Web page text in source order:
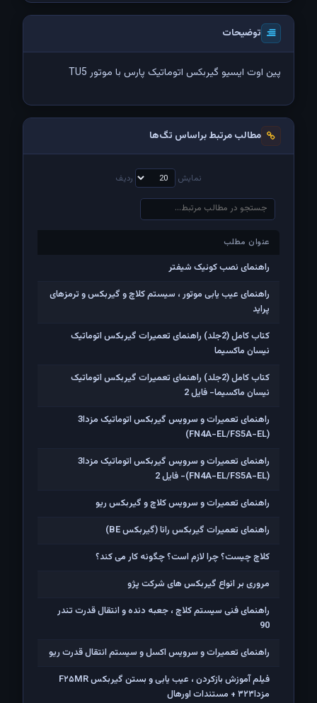
توضیحات
پين اوت ايسيو گيربکس اتوماتيک پارس با موتور TU5
مطالب مرتبط براساس تگ‌ها
نمایش ردیف
عنوان مطلب
عنوان مطلب
راهنمای نصب کوئیک شیفتر
راهنمای عیب یابی موتور ، سیستم کلاچ و گیربکس و ترمزهای
پراید
کتاب کامل (2جلد) راهنمای تعمیرات گیربکس اتوماتیک
نیسان ماکسیما
کتاب کامل (2جلد) راهنمای تعمیرات گیربکس اتوماتیک
نیسان ماکسیما- فایل 2
راهنمای تعمیرات و سرویس گیربکس اتوماتیک مزدا3
(FN4A-EL/FS5A-EL)
راهنمای تعمیرات و سرویس گیربکس اتوماتیک مزدا3
(FN4A-EL/FS5A-EL)- فایل 2
راهنمای تعمیرات و سرویس کلاچ و گیربکس ریو
راهنمای تعمیرات گیربکس رانا (گیربکس BE)
کلاچ چیست؟ چرا لازم است؟ چگونه کار می کند؟
مروری بر انواع گیربکس های شرکت پژو
راهنمای فنی سیستم کلاچ ، جعبه دنده و انتقال قدرت تندر
90
راهنمای تعمیرات و سرویس اکسل و سیستم انتقال قدرت ریو
فیلم آموزش بازکردن ، عیب یابی و بستن گیربکس F۲۵MR
مزدا۳۲۳ + مستندات اورهال